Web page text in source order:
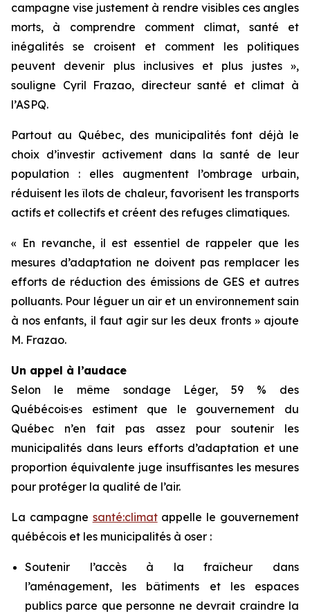
campagne vise justement à rendre visibles ces angles
morts, à comprendre comment climat, santé et
inégalités se croisent et comment les politiques
peuvent devenir plus inclusives et plus justes »,
souligne Cyril Frazao, directeur santé et climat à
l’ASPQ.
Partout au Québec, des municipalités font déjà le
choix d’investir activement dans la santé de leur
population : elles augmentent l’ombrage urbain,
réduisent les îlots de chaleur, favorisent les transports
actifs et collectifs et créent des refuges climatiques.
« En revanche, il est essentiel de rappeler que les
mesures d’adaptation ne doivent pas remplacer les
efforts de réduction des émissions de GES et autres
polluants. Pour léguer un air et un environnement sain
à nos enfants, il faut agir sur les deux fronts » ajoute
M. Frazao.
Un appel à l’audace
Selon le même sondage Léger, 59 % des
Québécois·es estiment que le gouvernement du
Québec n’en fait pas assez pour soutenir les
municipalités dans leurs efforts d’adaptation et une
proportion équivalente juge insuffisantes les mesures
pour protéger la qualité de l’air.
La campagne santé:climatappelle le gouvernement
québécois et les municipalités à oser :
Soutenir l’accès à la fraîcheur dans
l’aménagement, les bâtiments et les espaces
publics parce que personne ne devrait craindre la